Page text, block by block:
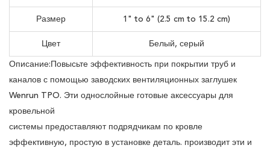
Размер 1" to 6" (2.5 cm to 15.2 cm)
Цвет
Белый, серый
Описание:Повысьте эффективность при покрытии труб и
каналов с помощью заводских вентиляционных заглушек
Wenrun TPO. Эти однослойные готовые аксессуары для
кровельной
системы предоставляют подрядчикам по кровле
эффективную, простую в установке деталь. производит эти и